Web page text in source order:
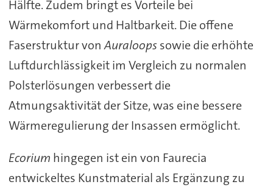
Hälfte. Zudem bringt es Vorteile bei
Wärmekomfort und Haltbarkeit. Die offene
Faserstruktur vonAuraloops sowie die erhöhte
Luftdurchlässigkeit im Vergleich zu normalen
Polsterlösungen verbessert die
Atmungsaktivität der Sitze, was eine bessere
Wärmeregulierung der Insassen ermöglicht.
Ecorium hingegen ist ein von Faurecia
entwickeltes Kunstmaterial als Ergänzung zu